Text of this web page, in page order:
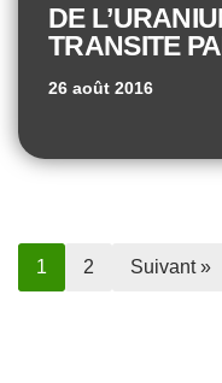
DE
TRANSITE
26 août 2016
1 2 Suivant »